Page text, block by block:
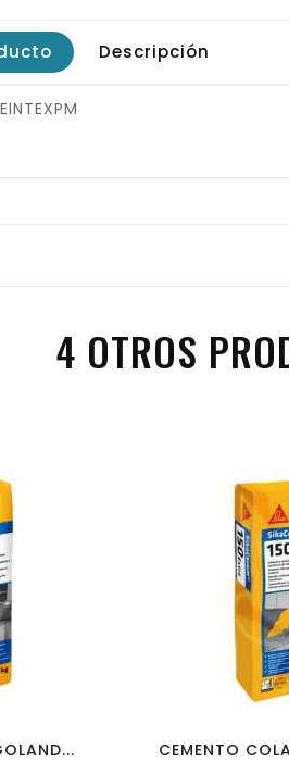
Descripción
4 OTROS
favorite_border
CEMENTO